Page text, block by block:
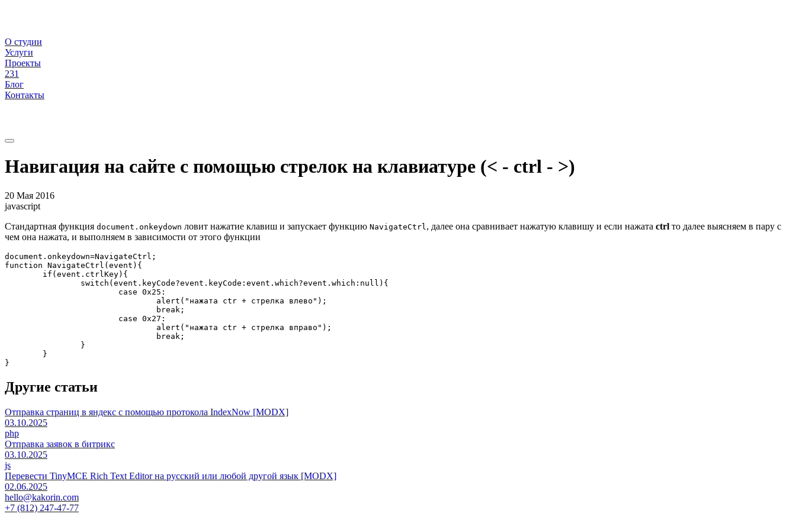
О студии
Услуги
Проекты
231
Блог
Контакты
Навигация на сайте с помощью стрелок на клавиатуре (< - ctrl - >)
20 Мая 2016
javascript
Стандартная функция document.onkeydown ловит нажатие клавиш и запускает функцию NavigateCtrl , далее она сравнивает нажатую клавишу и если нажата ctrl то далее выясняем в пару с
чем она нажата, и выполняем в зависимости от этого функции
document.onkeydown=NavigateCtrl;
function NavigateCtrl(event){
Другие статьи
Отправка страниц в яндекс с помощью протокола IndexNow [MODX]
03.10.2025
php
Отправка заявок в битрикс
03.10.2025
js
Перевести TinyMCE Rich Text Editor на русский или любой другой язык [MODX]
02.06.2025
hello@kakorin.com
+7 (812) 247-47-77